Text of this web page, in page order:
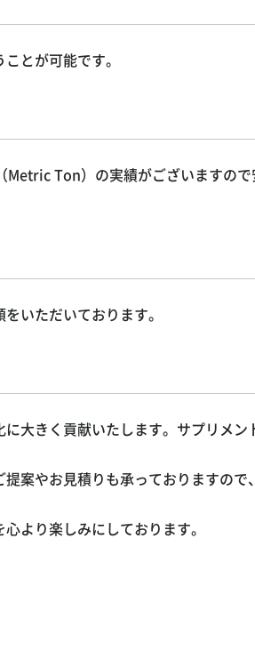
とが可能です。
Metric Ton）の実績がございますので
いただいております。
大きく貢献いたします。サプリメン
案やお見積りも承っておりますので
より楽しみにしております。